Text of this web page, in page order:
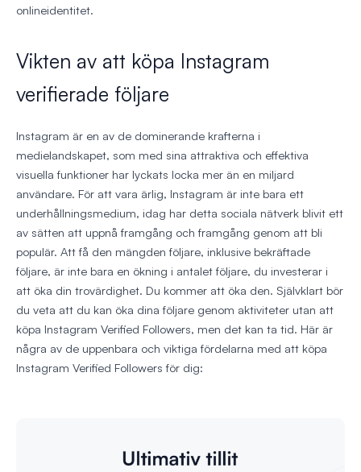
Vikten av att köpa Instagram
verifierade följare
Instagram är en av de dominerande krafterna i
medielandskapet, som med sina attraktiva och effektiva
visuella funktioner har lyckats locka mer än en miljard
användare. För att vara ärlig, Instagram är inte bara ett
underhållningsmedium, idag har detta sociala nätverk blivit ett
av sätten att uppnå framgång och framgång genom att bli
populär. Att få den mängden följare, inklusive bekräftade
följare, är inte bara en ökning i antalet följare, du investerar i
att öka din trovärdighet. Du kommer att öka den. Självklart bör
du veta att du kan öka dina följare genom aktiviteter utan att
köpa Instagram Verified Followers, men det kan ta tid. Här är
några av de uppenbara och viktiga fördelarna med att köpa
Instagram Verified Followers för dig:
onlineidentitet.